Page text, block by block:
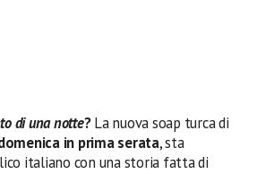
di una notte?La nuova soap turca di
in prima serata, sta
italiano con una storia fatta di